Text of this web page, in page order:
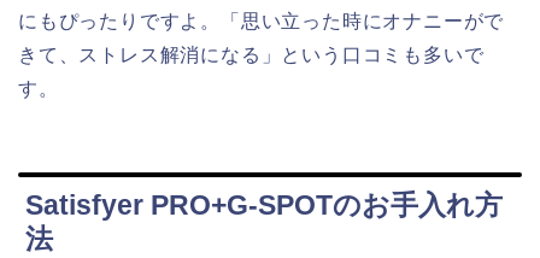
にもぴったりですよ。「思い立った時にオナニーがで
きて、ストレス解消になる」という口コミも多いで
す。
Satisfyer PRO+G-SPOTのお手入れ方
法